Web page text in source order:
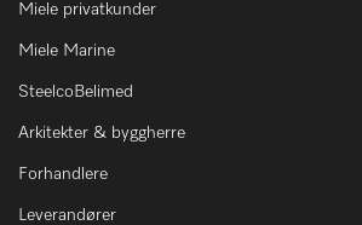
Miele privatkunder
Miele Marine
SteelcoBelimed
Arkitekter & byggherre
Forhandlere
Leverandører